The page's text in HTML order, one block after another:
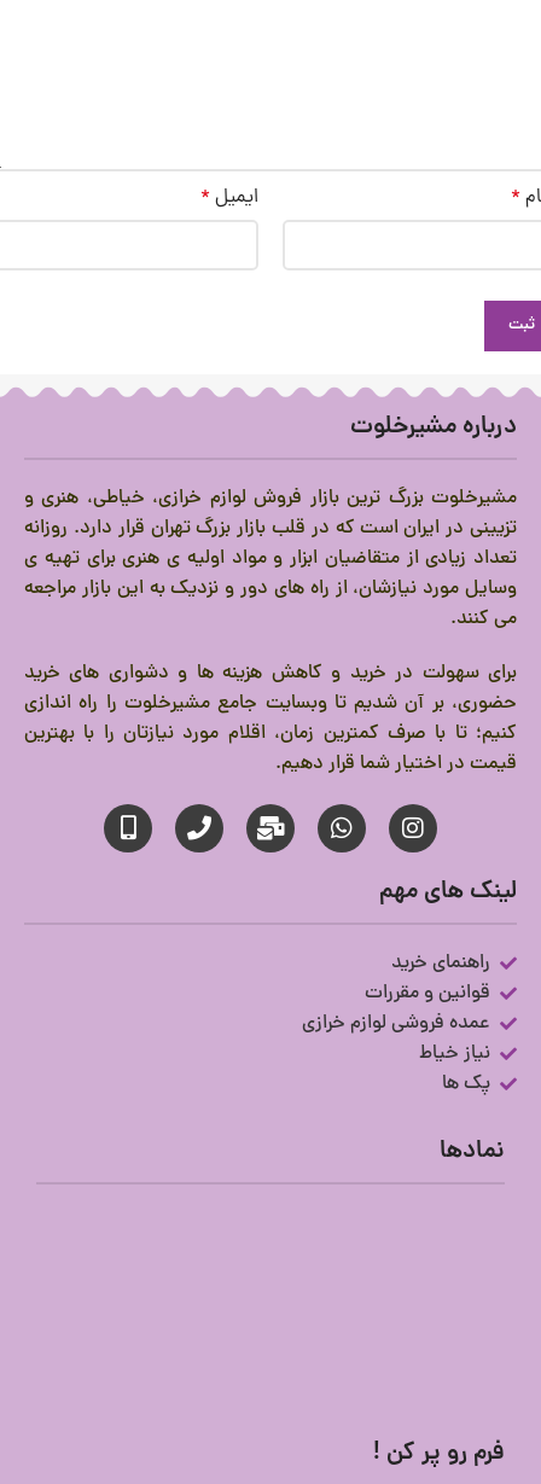
* ایمیل *
درباره مشیرخلوت
مشیرخلوت بزرگ ترین بازار فروش لوازم خرازی، خیاطی، هنری و
تزیینی در ایران است که در قلب بازار بزرگ تهران قرار دارد. روزانه
تعداد زیادی از متقاضیان ابزار و مواد اولیه ی هنری برای تهیه ی
وسایل مورد نیازشان، از راه های دور و نزدیک به این بازار مراجعه
می کنند.
برای سهولت در خرید و کاهش هزینه ها و دشواری های خرید
حضوری، بر آن شدیم تا وبسایت جامع مشیرخلوت را راه اندازی
کنیم؛ تا با صرف کمترین زمان، اقلام مورد نیازتان را با بهترین
قیمت در اختیار شما قرار دهیم.
لینک های مهم
راهنمای خرید
قوانین و مقررات
عمده فروشی لوازم خرازی
نیاز خیاط
پک ها
نمادها
فرم رو پر کن !